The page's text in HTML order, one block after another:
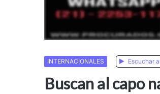
INTERNACIONALES Escuchar
Buscan al capo